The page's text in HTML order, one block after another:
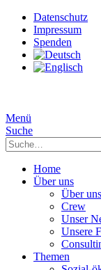
Datenschutz
Impressum
Spenden
Menü
Suche
Suche
Home
Über uns
Über uns
Crew
Unser
Unsere
Themen